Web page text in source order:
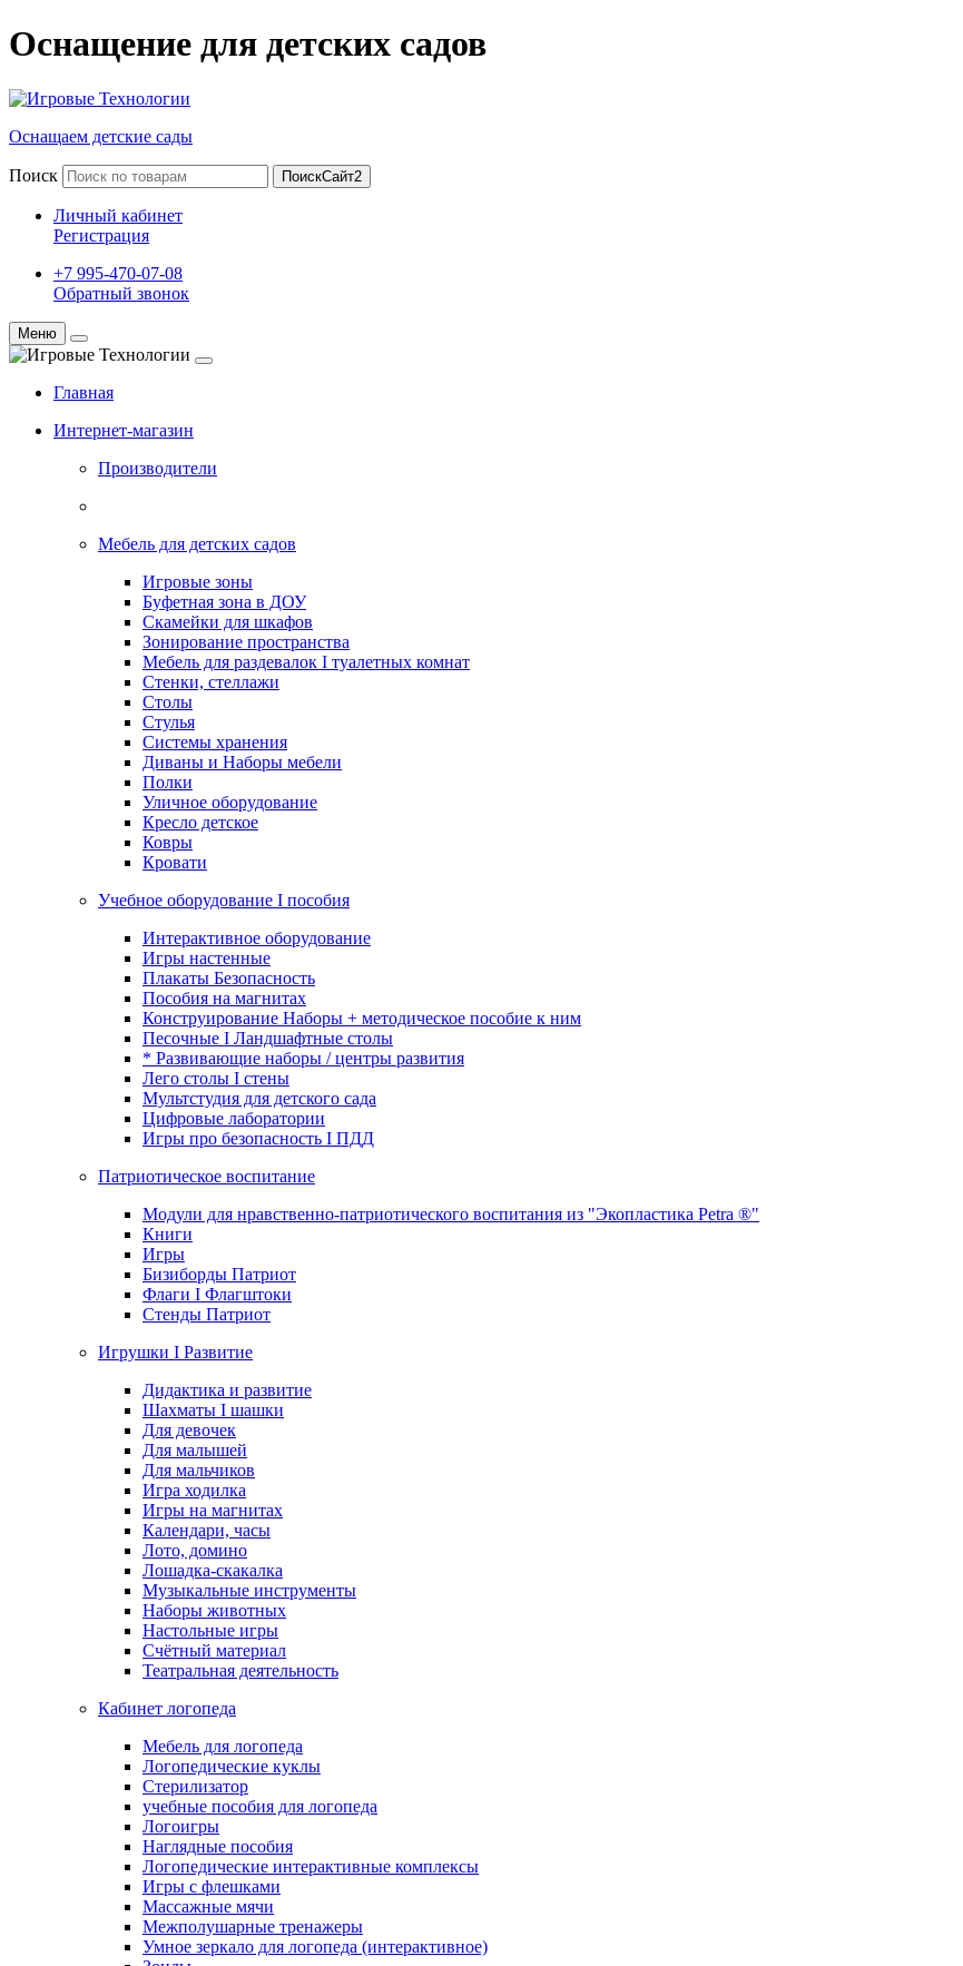
Оснащение для детских садов
Оснащаем детские сады
Поиск ПоискСайт2
Личный кабинет
Регистрация
+7 995-470-07-08
Обратный звонок
Меню
Главная
Интернет-магазин
Производители
Мебель для детских садов
Игровые зоны
Буфетная зона в ДОУ
Скамейки для шкафов
Зонирование пространства
Мебель для раздевалок I туалетных комнат
Стенки, стеллажи
Столы
Стулья
Системы хранения
Диваны и Наборы мебели
Полки
Уличное оборудование
Кресло детское
Ковры
Кровати
Учебное оборудование I пособия
Интерактивное оборудование
Игры настенные
Плакаты Безопасность
Пособия на магнитах
Конструирование Наборы + методическое пособие к ним
Песочные I Ландшафтные столы
* Развивающие наборы / центры развития
Лего столы I стены
Мультстудия для детского сада
Цифровые лаборатории
Игры про безопасность I ПДД
Патриотическое воспитание
Модули для нравственно-патриотического воспитания из "Экопластика Petra ®"
Книги
Игры
Бизиборды Патриот
Флаги I Флагштоки
Стенды Патриот
Игрушки I Развитие
Дидактика и развитие
Шахматы I шашки
Для девочек
Для малышей
Для мальчиков
Игра ходилка
Игры на магнитах
Календари, часы
Лото, домино
Лошадка-скакалка
Музыкальные инструменты
Наборы животных
Настольные игры
Счётный материал
Театральная деятельность
Кабинет логопеда
Мебель для логопеда
Логопедические куклы
Стерилизатор
учебные пособия для логопеда
Логоигры
Наглядные пособия
Логопедические интерактивные комплексы
Игры с флешками
Массажные мячи
Межполушарные тренажеры
Умное зеркало для логопеда (интерактивное)